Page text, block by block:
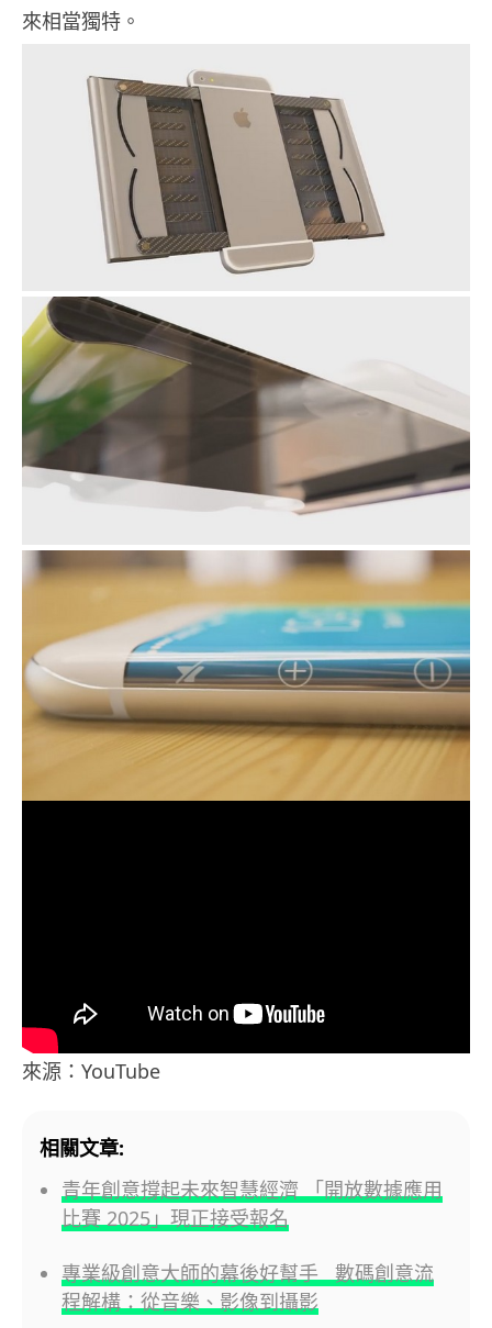
來相當獨特。
來源：YouTube
相關文章:
青年創意撐起未來智慧經濟 「開放數據應用
比賽 2025」現正接受報名
專業級創意大師的幕後好幫手 數碼創意流
程解構：從音樂、影像到攝影